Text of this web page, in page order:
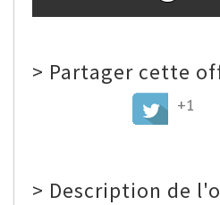
> Partager cette
+1
> Description de